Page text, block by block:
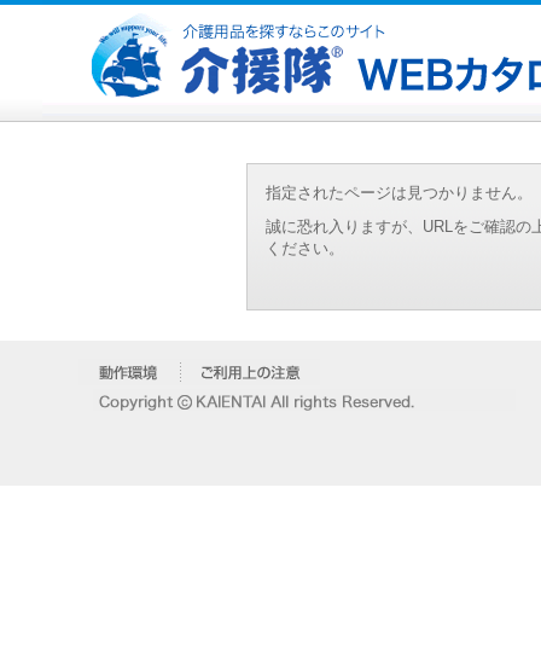
指定されたページは見つかりません。
誠に恐れ入りますが、URLをご確認
ください。